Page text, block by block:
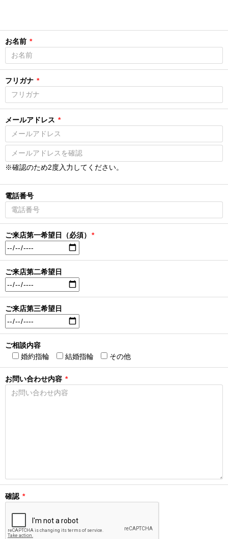
お名前 *
フリガナ *
メールアドレス *
※確認のため2度入力してください。
電話番号
ご来店第一希望日（必須） *
ご来店第二希望日
ご来店第三希望日
ご相談内容
婚約指輪
結婚指輪 その他
お問い合わせ内容 *
確認 *